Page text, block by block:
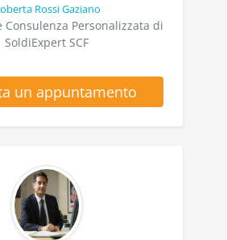
Rossi Gaziano
Consulenza Personalizzata di
SoldiExpert SCF
un appuntamento